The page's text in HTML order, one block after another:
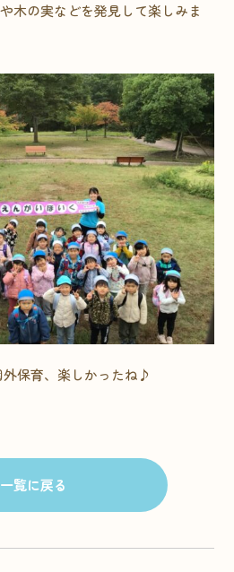
木の実などを発見して楽しみま
保育、楽しかったね♪
一覧に戻る